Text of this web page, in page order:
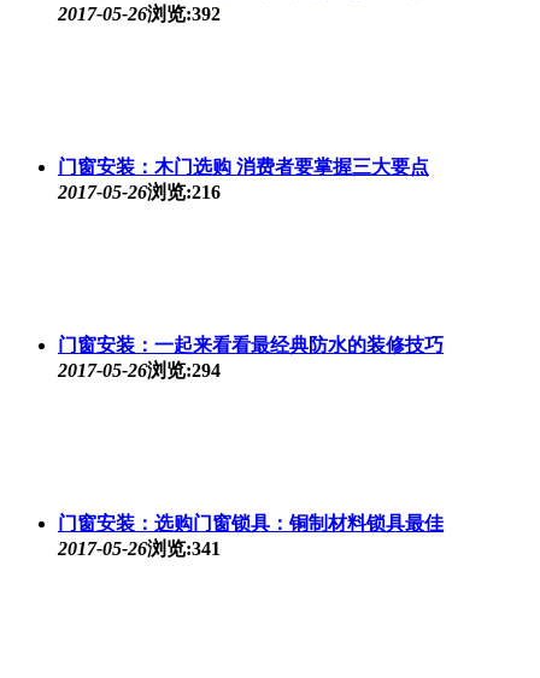
2017-05-26浏览:392
门窗安装：木门选购 消费者要掌握三大要点
2017-05-26浏览:216
门窗安装：一起来看看最经典防水的装修技巧
2017-05-26浏览:294
门窗安装：选购门窗锁具：铜制材料锁具最佳
2017-05-26浏览:341